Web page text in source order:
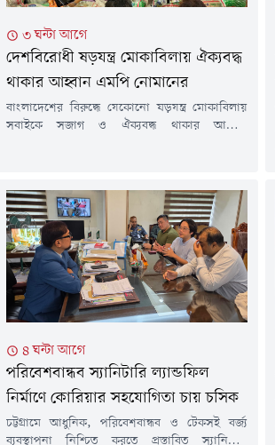
৩ ঘন্টা আগে
দেশবিরোধী ষড়যন্ত্র মোকাবিলায় ঐক্যবদ্ধ
থাকার আহ্বান এমপি নোমানের
বাংলাদেশের বিরুদ্ধে যেকোনো ষড়যন্ত্র মোকাবিলায়
সবাইকে সজাগ ও ঐক্যবদ্ধ থাকার আহ্বান
সমিতির উদ্যোগে বন্যায় ক্ষতিগ্রস্ত অসহায় মানুষের
মাঝে খাদ্যসামগ্রী বিতরণ অনুষ্ঠানে প্রধান অতিথির
বক্তব্যে তিনি এ আহ্বান জানান।সাঈদ আল নোমান
বলেন, দুর্যোগের...
৪ ঘন্টা আগে
পরিবেশবান্ধব স্যানিটারি ল্যান্ডফিল
নির্মাণে কোরিয়ার সহযোগিতা চায় চসিক
চট্টগ্রামে আধুনিক, পরিবেশবান্ধব ও টেকসই বর্জ্য
ব্যবস্থাপনা নিশ্চিত করতে প্রস্তাবিত স্যানিটারি